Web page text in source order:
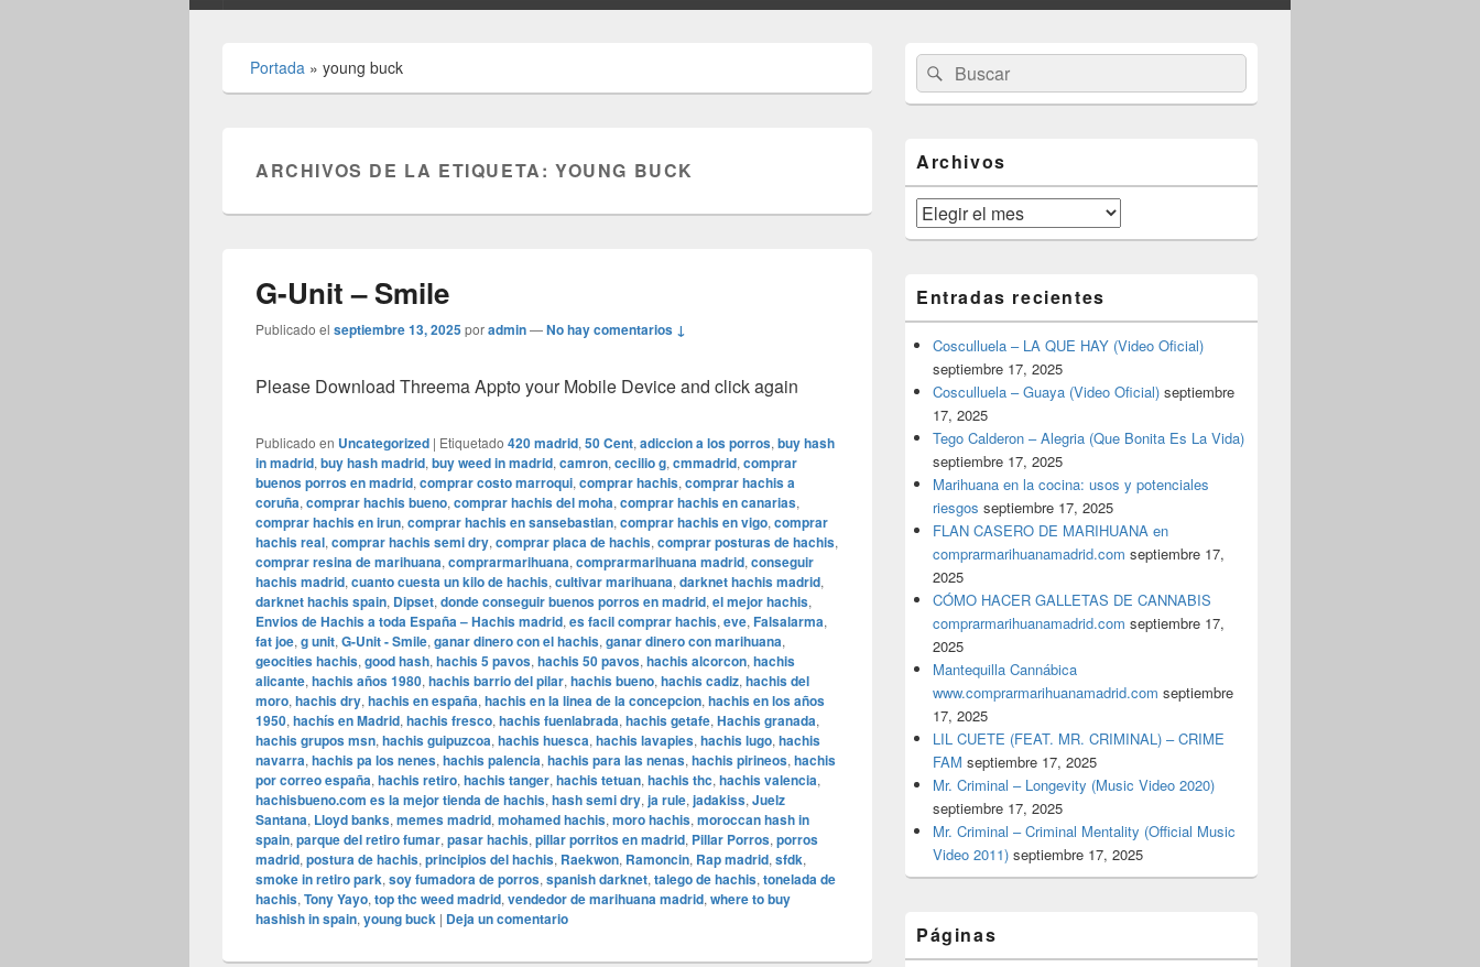
Portada » young buck
ARCHIVOS DE LA ETIQUETA:YOUNG BUCK
G-Unit – Smile
Publicado el septiembre 13, 2025poradmin—No hay comentarios ↓
Please Download Threema Appto your Mobile Device and click again
Publicado en Uncategorized | Etiquetado 420 madrid, 50 Cent, adiccion a los porros, buy hash
in madrid, buy hash madrid, buy weed in madrid, camron, cecilio g, cmmadrid, comprar
buenos porros en madrid, comprar costo marroqui, comprar hachis, comprar hachis a
coruña, comprar hachis bueno, comprar hachis del moha, comprar hachis en canarias,
comprar hachis en irun, comprar hachis en sansebastian, comprar hachis en vigo, comprar
hachis real, comprar hachis semi dry, comprar placa de hachis, comprar posturas de hachis,
comprar resina de marihuana, comprarmarihuana, comprarmarihuana madrid, conseguir
hachis madrid, cuanto cuesta un kilo de hachis, cultivar marihuana, darknet hachis madrid,
darknet hachis spain, Dipset, donde conseguir buenos porros en madrid, el mejor hachis,
Envios de Hachis a toda España – Hachis madrid, es facil comprar hachis, eve, Falsalarma,
fat joe, g unit, G-Unit - Smile, ganar dinero con el hachis, ganar dinero con marihuana,
geocities hachis, good hash, hachis 5 pavos, hachis 50 pavos, hachis alcorcon, hachis
alicante, hachis años 1980, hachis barrio del pilar, hachis bueno, hachis cadiz, hachis del
moro, hachis dry, hachis en españa, hachis en la linea de la concepcion, hachis en los años
1950, hachís en Madrid, hachis fresco, hachis fuenlabrada, hachis getafe, Hachis granada,
hachis grupos msn, hachis guipuzcoa, hachis huesca, hachis lavapies, hachis lugo, hachis
navarra, hachis pa los nenes, hachis palencia, hachis para las nenas, hachis pirineos, hachis
por correo españa, hachis retiro, hachis tanger, hachis tetuan, hachis thc, hachis valencia,
hachisbueno.com es la mejor tienda de hachis, hash semi dry, ja rule, jadakiss, Juelz
Santana, Lloyd banks, memes madrid, mohamed hachis, moro hachis, moroccan hash in
spain, parque del retiro fumar, pasar hachis, pillar porritos en madrid, Pillar Porros, porros
madrid, postura de hachis, principios del hachis, Raekwon, Ramoncin, Rap madrid, sfdk,
smoke in retiro park, soy fumadora de porros, spanish darknet, talego de hachis, tonelada de
hachis, Tony Yayo, top thc weed madrid, vendedor de marihuana madrid, where to buy
hashish in spain, young buck | Deja un comentario
área
de
widget
lateral
primaria
Buscar
por:
Buscar
Archivos
Archivos
Entradas recientes
Cosculluela – LA QUE HAY (Video Oficial)
septiembre 17, 2025
Cosculluela – Guaya (Video Oficial) septiembre
17, 2025
Tego Calderon – Alegria (Que Bonita Es La Vida)
septiembre 17, 2025
Marihuana en la cocina: usos y potenciales
riesgos septiembre 17, 2025
FLAN CASERO DE MARIHUANA en
comprarmarihuanamadrid.com septiembre 17,
2025
CÓMO HACER GALLETAS DE CANNABIS
comprarmarihuanamadrid.com septiembre 17,
2025
Mantequilla Cannábica
www.comprarmarihuanamadrid.com septiembre
17, 2025
LIL CUETE (FEAT. MR. CRIMINAL) – CRIME
FAM septiembre 17, 2025
Mr. Criminal – Longevity (Music Video 2020)
septiembre 17, 2025
Mr. Criminal – Criminal Mentality (Official Music
Video 2011) septiembre 17, 2025
Páginas